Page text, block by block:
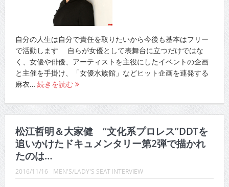
CINEMA×STYLE 294号
自分の人生は自分で責任を取りたいから今後も基本はフリー
で活動します 自らが女優として表舞台に立つだけではな
く、女優や俳優、アーティストを主役にしたイベントの企画
と主催を手掛け、「女優水族館」などヒット企画を連発する
麻衣… 続きを読む
松江哲明＆大家健 “文化系プロレス”DDTを
追いかけたドキュメンタリー第2弾で描かれ
たのは…
2016/11/16 MEN'S/LADY'S SEAT INTERVIEW